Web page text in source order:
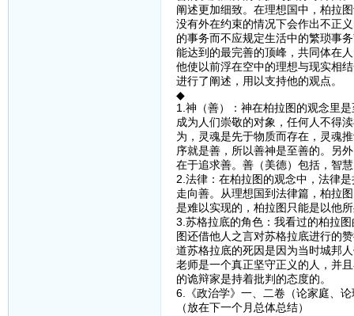
阐述更加细致。在理想国中，柏拉
没有外在约束的情况下会作出不正
的事务而不应规定生活中的繁琐事
能达到的最完善的顶峰，共同体在
他使以前浮在空中的理想与现实相
进行了阐述，用以支持他的观点。
◆
1.神（善）：神在柏拉图的观念里
成为人们崇敬的对象，任何人不得
为，灵魂是先于物质而存在，灵魂
序就是善，所以善神是至善的。另
在于追求善。善（美德）包括，智
2.法律：在柏拉图的观念中，法律
走向善。从理想国到法律篇，柏拉
是难以实现的，柏拉图只能是以他
3.苏格拉底的角色：我看过的柏拉
图还借他人之言对苏格拉底进行的
道苏格拉底的死因是因为当时城邦
老师是一个真正坚守正义的人，并
的诡辩家是持着批判的态度的。
6.《政治学》一、二卷（论家庭、
（放在下一个月总体总结）